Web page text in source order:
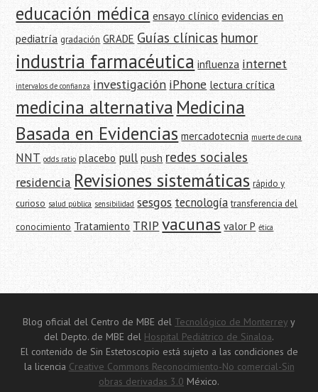
educación médica ensayo clínico evidencias en
pediatría gradación GRADE Guías clínicas humor
industria farmacéutica influenza internet
intervalos de confianza investigación iPhone lectura crítica
medicina alternativaMedicina
Basada en Evidencias mercadotecnia muerte de cuna
NNT odds ratio placebo pull push redes sociales
residencia Revisiones sistemáticas rápido y
curioso salud pública sensibilidad sesgos tecnología transferencia del
conocimiento Tratamiento TRIPvacunas valor P ética
Blog oficial del Centro de MBE del Tecnológico de Monterrey y
del Depto. de MBE del Hospital Pediátrico de Sinaloa.
El contenido de Sin Estetoscopio está sujeto a las condiciones de
la licencia Creative Commons Reconocimiento-No comercial-Sin
obras derivadas 3.0 México.